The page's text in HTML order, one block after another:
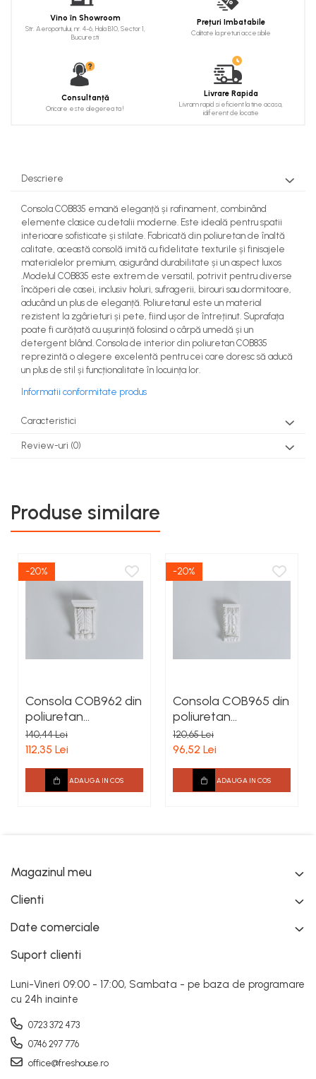
Vino în Showroom
Str. Aeroportului, nr. 4-6, Hala B10, Sector 1,
Bucuresti
Prețuri Imbatabile
Calitate la preturi accesibile
Consultanță
Oricare este alegerea ta !
Livrare Rapida
Livram rapid si eficient la tine acasa,
idiferent de locatie
Descriere
Consola COB835 emană eleganță și rafinament, combinând
elemente clasice cu detalii moderne. Este ideală pentru spatii
interioare sofisticate și stilate. Fabricată din poliuretan de înaltă
calitate, această consolă imită cu fidelitate texturile și finisajele
materialelor premium, asigurând durabilitate și un aspect luxos
.Modelul COB835 este extrem de versatil, potrivit pentru diverse
încăperi ale casei, inclusiv holuri, sufragerii, birouri sau dormitoare,
aducând un plus de eleganță. Poliuretanul este un material
rezistent la zgârieturi și pete, fiind ușor de întreținut. Suprafața
poate fi curățată cu ușurință folosind o cârpă umedă și un
detergent blând. Consola de interior din poliuretan COB835
reprezintă o alegere excelentă pentru cei care doresc să aducă
un plus de stil și funcționalitate în locuința lor.
Informatii conformitate produs
Caracteristici
Review-uri (0)
Produse similare
-20%
Consola COB962 din
poliuretan
250x168x122 mm
140,44 Lei
112,35 Lei
ADAUGA IN COS
-20%
Consola COB965 din
poliuretan
206x91x76 mm
120,65 Lei
96,52 Lei
ADAUGA IN COS
Magazinul meu
Clienti
Date comerciale
Suport clienti
Luni-Vineri 09:00 - 17:00, Sambata - pe baza de programare
cu 24h inainte
0723 372 473
0746 297 776
office@freshouse.ro